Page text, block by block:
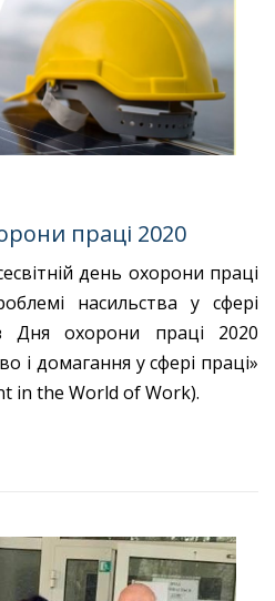
праці 2020
день охорони праці
насильства у сфері
Дня охорони праці 2020
і домагання у сфері праці»
in the World of Work).